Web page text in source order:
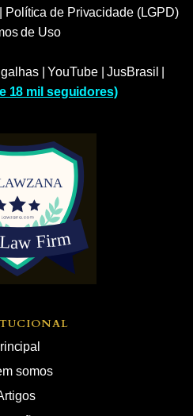
Política de Privacidade (LGPD)
de Uso
|YouTube|JusBrasil
18 mil seguidores)
somos